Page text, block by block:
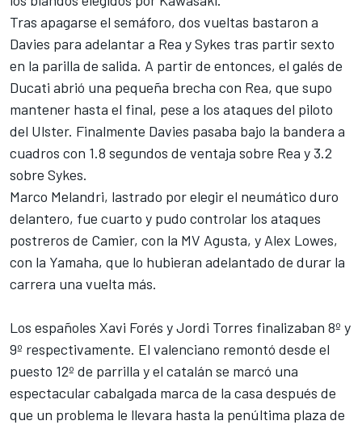
Tras apagarse el semáforo, dos vueltas bastaron a
Davies para adelantar a Rea y Sykes tras partir sexto
en la parilla de salida. A partir de entonces, el galés de
Ducati abrió una pequeña brecha con Rea, que supo
mantener hasta el final, pese a los ataques del piloto
del Ulster. Finalmente Davies pasaba bajo la bandera a
cuadros con 1.8 segundos de ventaja sobre Rea y 3.2
sobre Sykes.
Marco Melandri, lastrado por elegir el neumático duro
delantero, fue cuarto y pudo controlar los ataques
postreros de Camier, con la MV Agusta, y Alex Lowes,
con la Yamaha, que lo hubieran adelantado de durar la
carrera una vuelta más.
Los españoles Xavi Forés y Jordi Torres finalizaban 8º y
9º respectivamente. El valenciano remontó desde el
puesto 12º de parrilla y el catalán se marcó una
espectacular cabalgada marca de la casa después de
que un problema le llevara hasta la penúltima plaza de